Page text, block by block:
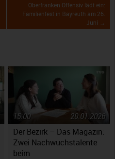
Oberfranken Offensiv lädt ein:
Familienfest in Bayreuth am 26.
Juni →
Der Bezirk – Das Magazin:
Zwei Nachwuchstalente
beim
20.01.2026
15:00